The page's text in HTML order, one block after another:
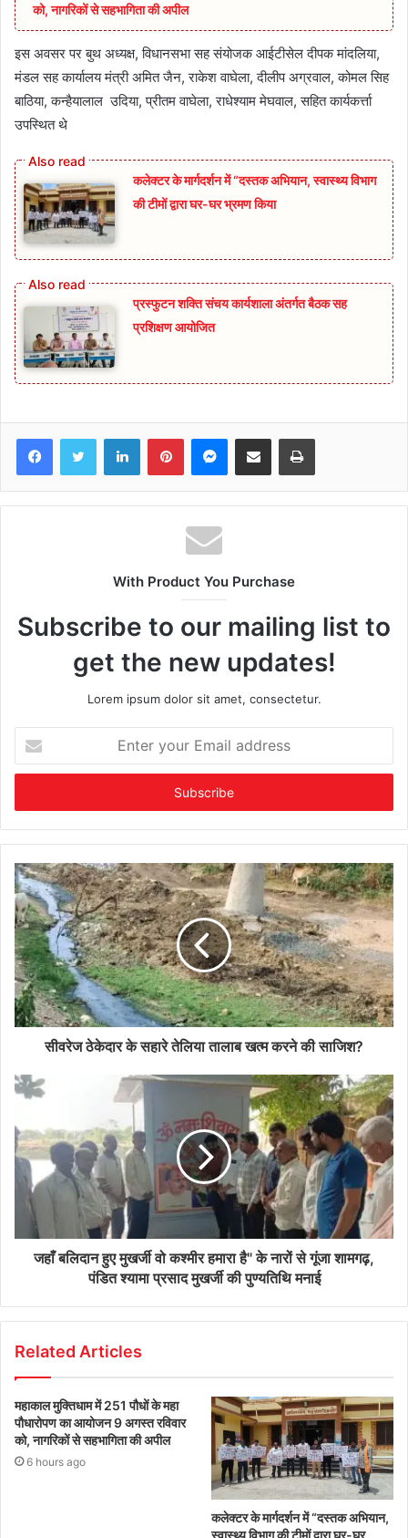
को, नागरिकों से सहभागिता की अपील
इस अवसर पर बुथ अध्यक्ष, विधानसभा सह संयोजक आईटीसेल दीपक मांदलिया,
मंडल सह कार्यालय मंत्री अमित जैन, राकेश वाघेला, दीलीप अग्रवाल, कोमल सिह
बाठिया, कन्हैयालाल उदिया, प्रीतम वाघेला, राधेश्याम मेघवाल, सहित कार्यकर्त्ता
उपस्थित थे
कलेक्टर के मार्गदर्शन में “दस्तक अभियान,‌ स्वास्थ्य विभाग
की टीमों द्वारा घर-घर भ्रमण किया
प्रस्फुटन शक्ति संचय कार्यशाला अंतर्गत बैठक सह
प्रशिक्षण आयोजित
FacebookTwitter LinkedInPinterestMessenger
Share via Email Print
With Product You Purchase
Subscribe to our mailing list to
get the new updates!
Lorem ipsum dolor sit amet, consectetur.
your
Email
सीवरेज ठेकेदार के सहारे तेलिया तालाब खत्म करने की साजिश?
जहाँ बलिदान हुए मुखर्जी वो कश्मीर हमारा है" के नारों से गूंजा शामगढ़,
पंडित श्यामा प्रसाद मुखर्जी की पुण्यतिथि मनाई
Related Articles
महाकाल मुक्तिधाम में 251 पौधों के महा
पौधारोपण का आयोजन 9 अगस्त रविवार
को, नागरिकों से सहभागिता की अपील
6 hours ago
कलेक्टर के मार्गदर्शन में “दस्तक अभियान,‌
स्वास्थ्य विभाग की टीमों द्वारा घर-घर